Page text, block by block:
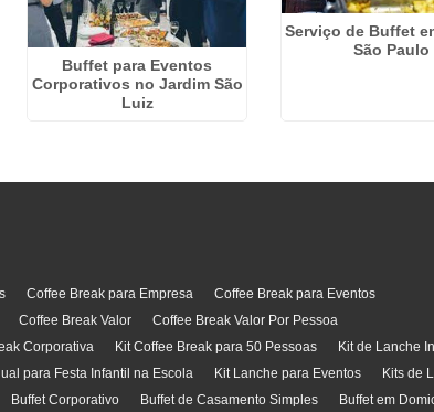
Buffet para Eventos
Corporativos no Jardim São
Luiz
Serviço de Buffet
São Paulo
Coffee Break para Empresa
Coffee Break para Eventos
Coffee Break Valor
Coffee Break Valor Por Pessoa
Corporativa Kit Coffee Break para 50 Pessoas
Kit de Lanche
para Festa Infantil na Escola Kit Lanche para Eventos
Kits de
Buffet Corporativo Buffet de Casamento Simples Buffet em